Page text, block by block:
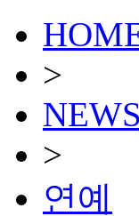
>
NEWS
>
연예